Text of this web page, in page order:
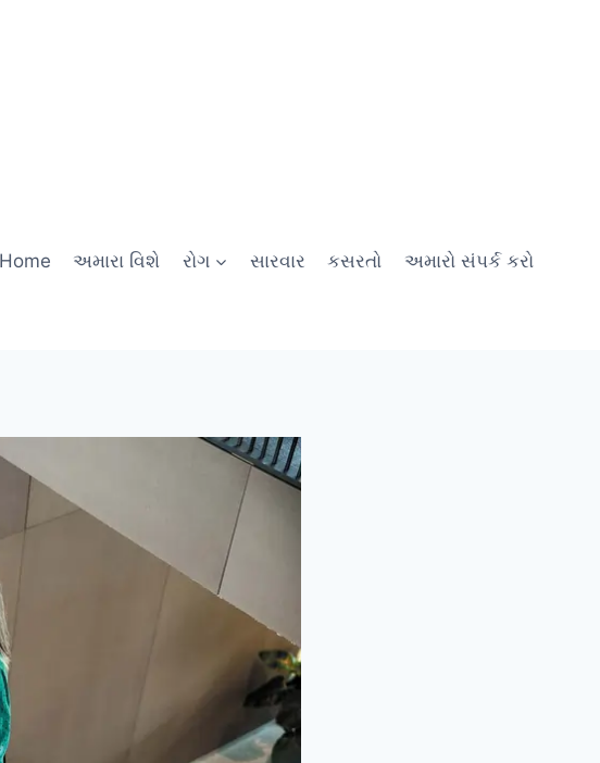
Home અમારા વિશે રોગ સારવાર કસરતો અમારો સંપર્ક કરો